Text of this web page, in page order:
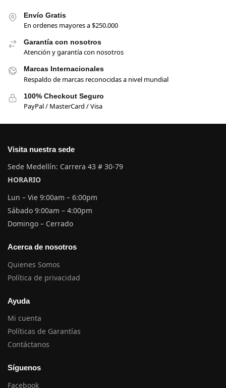
Envío Gratis
En ordenes mayores a $250.000
Garantía con nosotros
Atención y garantía con nosotros
Marcas Internacionales
Respaldo de marcas reconocidas a nivel mundial
100% Checkout Seguro
PayPal / MasterCard / Visa
Visita nuestra sede
Sede Medellín: Carrera 43 # 30-79
HORARIO
Lun – Vie 9:00am – 6:00pm
Sábado 9:00am – 4:00pm
Domingo – Cerrado
Acerca de nosotros
Quienes Somos
Política de privacidad
Ayuda
Mi cuenta
Políticas de Garantías
Contáctanos
Síguenos
Facebook